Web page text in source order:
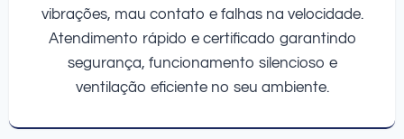
vibrações, mau contato e falhas na velocidade.
Atendimento rápido e certificado garantindo
segurança, funcionamento silencioso e
ventilação eficiente no seu ambiente.